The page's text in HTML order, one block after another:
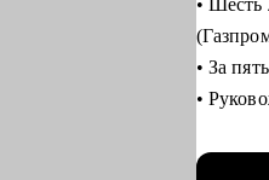
Кому
• Шесть
• За
•
• За